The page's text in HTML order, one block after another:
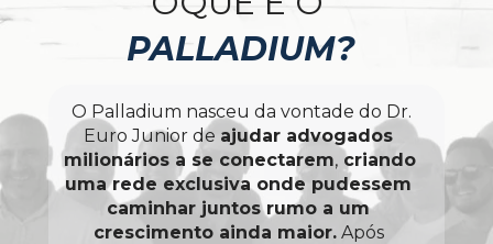
PALLADIUM?
Euro Junior de ajudar advogados
milionários a se conectarem, criando
uma rede exclusiva onde pudessem
caminhar juntos rumo a um
crescimento ainda maior. Após